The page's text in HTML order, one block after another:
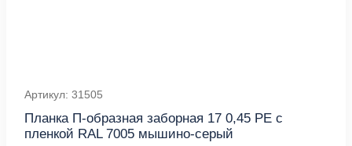
Артикул: 31505
Планка П-образная заборная 17 0,45 PE с
пленкой RAL 7005 мышино-серый